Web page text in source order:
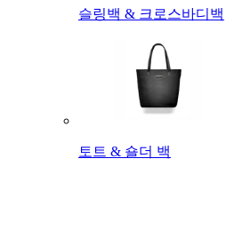
슬링백 & 크로스바디백
토트 & 숄더 백